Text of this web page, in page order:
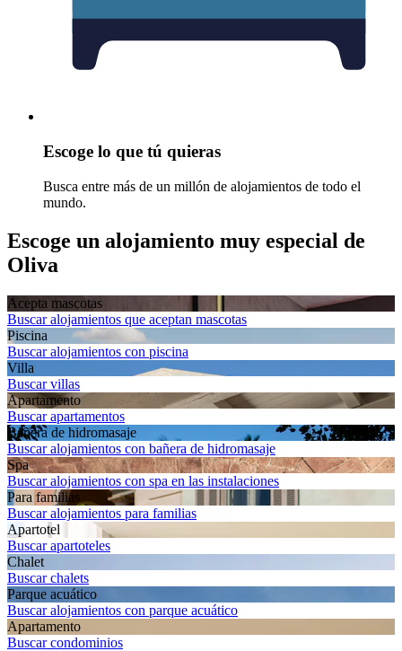
Escoge lo que tú quieras
Busca entre más de un millón de alojamientos de todo el
mundo.
Escoge un alojamiento muy especial de
Oliva
Acepta mascotas
Buscar alojamientos que aceptan mascotas
Piscina
Buscar alojamientos con piscina
Villa
Buscar villas
Apartamento
Buscar apartamentos
Bañera de hidromasaje
Buscar alojamientos con bañera de hidromasaje
Spa
Buscar alojamientos con spa en las instalaciones
Para familias
Buscar alojamientos para familias
Apartotel
Buscar apartoteles
Chalet
Buscar chalets
Parque acuático
Buscar alojamientos con parque acuático
Apartamento
Buscar condominios